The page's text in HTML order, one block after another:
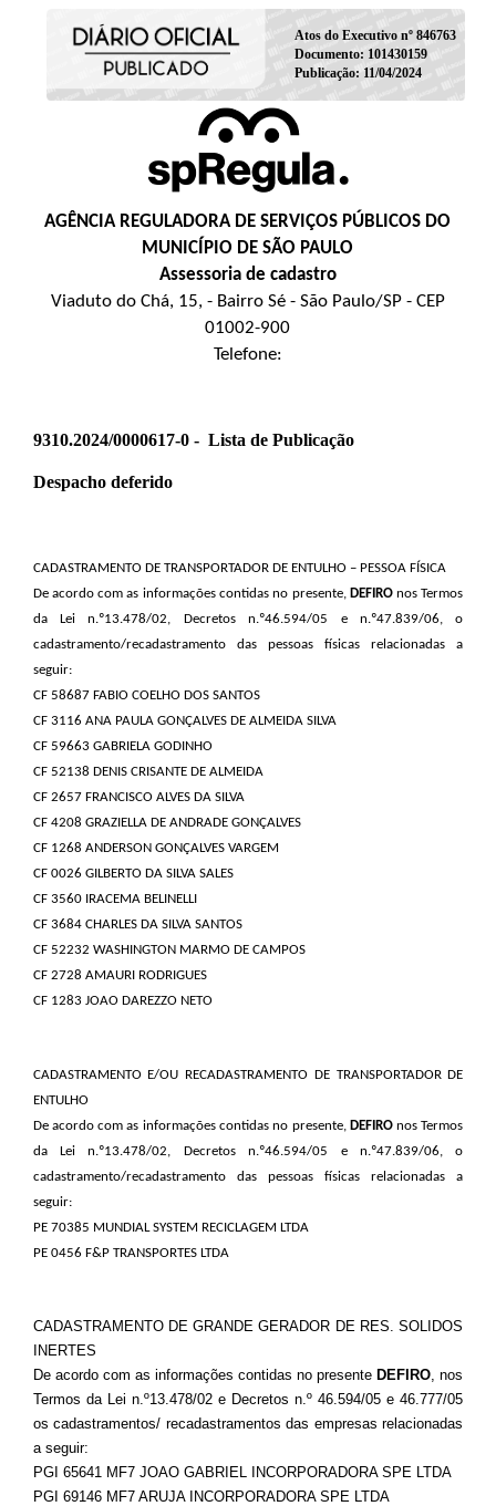
Atos do Executivo nº 846763
Documento: 101430159
Publicação: 11/04/2024
AGÊNCIA REGULADORA DE SERVIÇOS PÚBLICOS DO
MUNICÍPIO DE SÃO PAULO
Assessoria de cadastro
Viaduto do Chá, 15, - Bairro Sé - São Paulo/SP - CEP
01002-900
Telefone:
9310.2024/0000617-0 - Lista de Publicação
Despacho deferido
CADASTRAMENTO DE TRANSPORTADOR DE ENTULHO – PESSOA FÍSICA
De acordo com as informações contidas no presente,
DEFIROnos Termos
da Lei n.º13.478/02, Decretos n.º46.594/05 e n.º47.839/06, o
cadastramento/recadastramento das pessoas físicas relacionadas a
seguir:
CF 58687 FABIO COELHO DOS SANTOS
CF 3116 ANA PAULA GONÇALVES DE ALMEIDA SILVA
CF 59663 GABRIELA GODINHO
CF 52138 DENIS CRISANTE DE ALMEIDA
CF 2657 FRANCISCO ALVES DA SILVA
CF 4208 GRAZIELLA DE ANDRADE GONÇALVES
CF 1268 ANDERSON GONÇALVES VARGEM
CF 0026 GILBERTO DA SILVA SALES
CF 3560 IRACEMA BELINELLI
CF 3684 CHARLES DA SILVA SANTOS
CF 52232 WASHINGTON MARMO DE CAMPOS
CF 2728 AMAURI RODRIGUES
CF 1283 JOAO DAREZZO NETO
CADASTRAMENTO E/OU RECADASTRAMENTO DE TRANSPORTADOR DE
ENTULHO
De acordo com as informações contidas no presente,
DEFIROnos Termos
da Lei n.º13.478/02, Decretos n.º46.594/05 e n.º47.839/06, o
cadastramento/recadastramento das pessoas físicas relacionadas a
seguir:
PE 70385 MUNDIAL SYSTEM RECICLAGEM LTDA
PE 0456 F&P TRANSPORTES LTDA
CADASTRAMENTO DE GRANDE GERADOR DE RES. SOLIDOS
INERTES
De acordo com as informações contidas no presente DEFIRO , nos
Termos da Lei n.º13.478/02 e Decretos n.º 46.594/05 e 46.777/05
os cadastramentos/ recadastramentos das empresas relacionadas
a seguir:
PGI 65641 MF7 JOAO GABRIEL INCORPORADORA SPE LTDA
PGI 69146 MF7 ARUJA INCORPORADORA SPE LTDA